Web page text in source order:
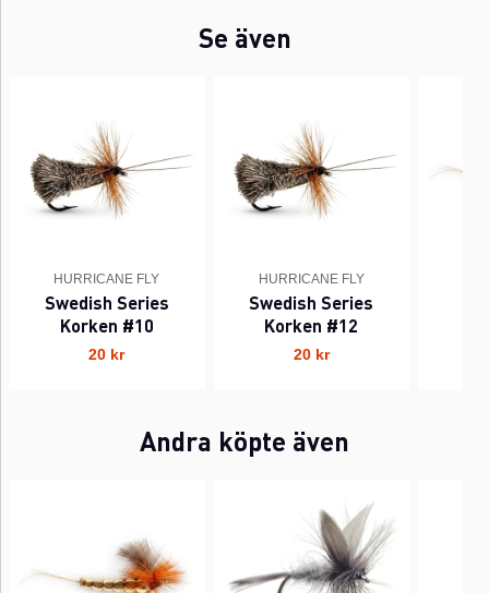
Se även
HURRICANE FLY
Swedish Series
Korken #10
20 kr
HURRICANE FLY
Swedish Series
Korken #12
20 kr
Andra köpte även